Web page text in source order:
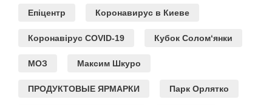
Епіцентр Коронавирус в Киеве
Коронавірус COVID-19 Кубок Солом‘янки
МОЗ Максим Шкуро
ПРОДУКТОВЫЕ ЯРМАРКИ Парк Орлятко